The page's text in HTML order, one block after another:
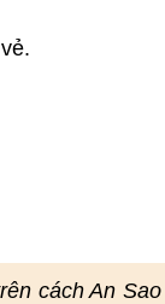
cách An